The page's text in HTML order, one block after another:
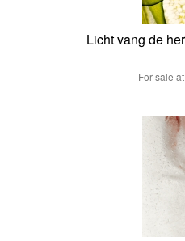
Licht vang de
For sale